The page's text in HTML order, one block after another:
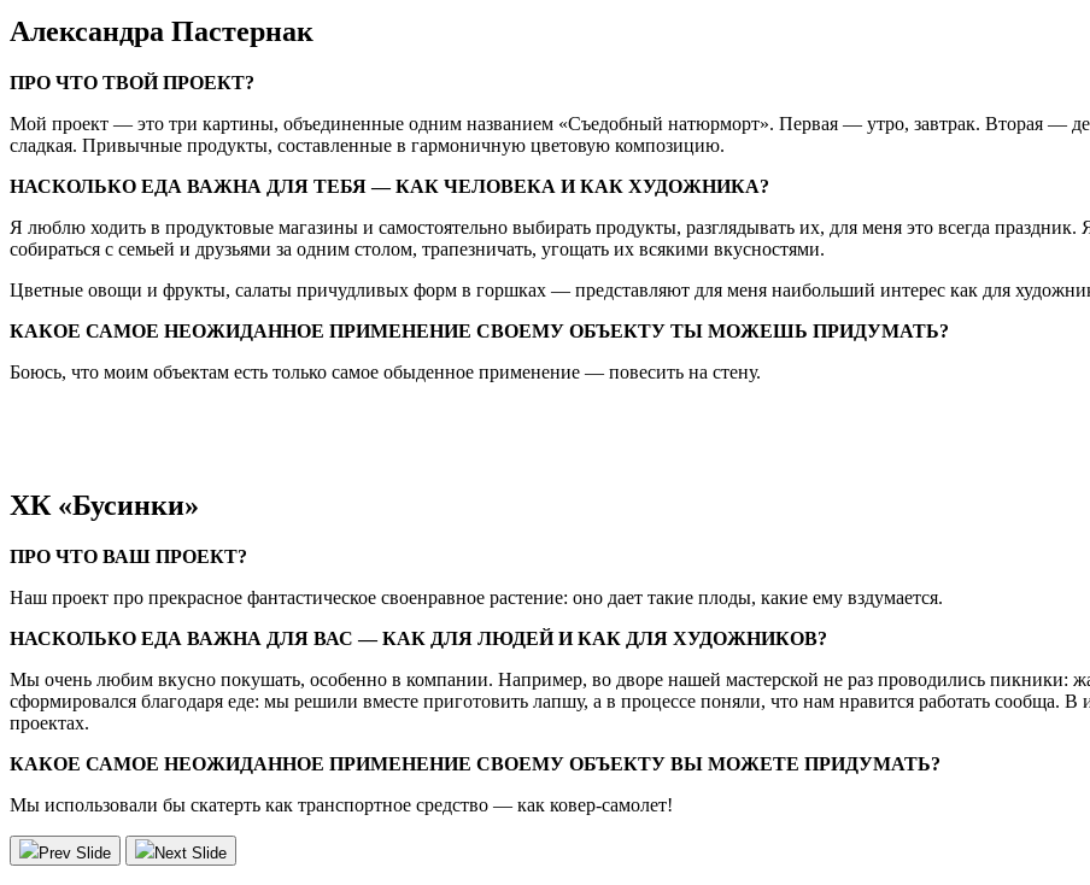
Александра Пастернак
ПРО ЧТО ТВОЙ ПРОЕКТ?
Мой проект — это три картины, объединенные одним названием «Съедобный натюрморт». Первая — утро, завтрак. Вторая —
сладкая. Привычные продукты, составленные в гармоничную цветовую композицию.
НАСКОЛЬКО ЕДА ВАЖНА ДЛЯ ТЕБЯ — КАК ЧЕЛОВЕКА И КАК ХУДОЖНИКА?
Я люблю ходить в продуктовые магазины и самостоятельно выбирать продукты, разглядывать их, для меня это всегда
собираться с семьей и друзьями за одним столом, трапезничать, угощать их всякими вкусностями.
Цветные овощи и фрукты, салаты причудливых форм в горшках — представляют для меня наибольший интерес как для
КАКОЕ САМОЕ НЕОЖИДАННОЕ ПРИМЕНЕНИЕ СВОЕМУ ОБЪЕКТУ ТЫ МОЖЕШЬ ПРИДУМАТЬ?
Боюсь, что моим объектам есть только самое обыденное применение — повесить на стену.
ХК «Бусинки»
ПРО ЧТО ВАШ ПРОЕКТ?
Наш проект про прекрасное фантастическое своенравное растение: оно дает такие плоды, какие ему вздумается.
НАСКОЛЬКО ЕДА ВАЖНА ДЛЯ ВАС — КАК ДЛЯ ЛЮДЕЙ И КАК ДЛЯ ХУДОЖНИКОВ?
Мы очень любим вкусно покушать, особенно в компании. Например, во дворе нашей мастерской не раз проводились
сформировался благодаря еде: мы решили вместе приготовить лапшу, а в процессе поняли, что нам нравится работать сообща.
проектах.
КАКОЕ САМОЕ НЕОЖИДАННОЕ ПРИМЕНЕНИЕ СВОЕМУ ОБЪЕКТУ ВЫ МОЖЕТЕ ПРИДУМАТЬ?
Мы использовали бы скатерть как транспортное средство — как ковер-самолет!
Prev Slide Next Slide